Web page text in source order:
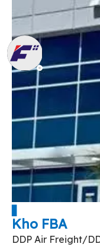
Kho FBA
DDP Air Freight/